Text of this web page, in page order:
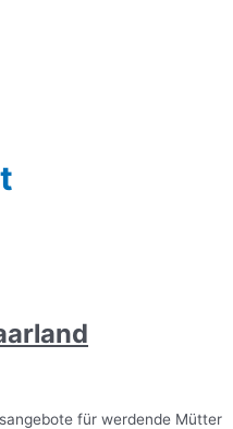
für werdende Mütter